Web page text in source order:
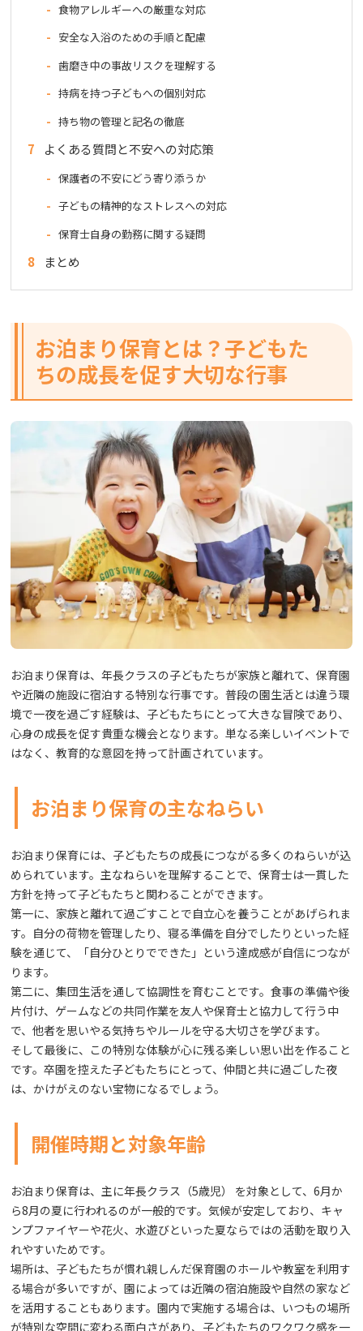
食物アレルギーへの厳重な対応
安全な入浴のための手順と配慮
歯磨き中の事故リスクを理解する
持病を持つ子どもへの個別対応
持ち物の管理と記名の徹底
7 よくある質問と不安への対応策
保護者の不安にどう寄り添うか
子どもの精神的なストレスへの対応
保育士自身の勤務に関する疑問
8 まとめ
お泊まり保育とは？子どもた
ちの成長を促す大切な行事
お泊まり保育は、年長クラスの子どもたちが家族と離れて、保育園
や近隣の施設に宿泊する特別な行事です。普段の園生活とは違う環
境で一夜を過ごす経験は、子どもたちにとって大きな冒険であり、
心身の成長を促す貴重な機会となります。単なる楽しいイベントで
はなく、教育的な意図を持って計画されています。
お泊まり保育の主なねらい
お泊まり保育には、子どもたちの成長につながる多くのねらいが込
められています。主なねらいを理解することで、保育士は一貫した
方針を持って子どもたちと関わることができます。
第一に、家族と離れて過ごすことで自立心を養うことがあげられま
す。自分の荷物を管理したり、寝る準備を自分でしたりといった経
験を通じて、「自分ひとりでできた」という達成感が自信につなが
ります。
第二に、集団生活を通して協調性を育むことです。食事の準備や後
片付け、ゲームなどの共同作業を友人や保育士と協力して行う中
で、他者を思いやる気持ちやルールを守る大切さを学びます。
そして最後に、この特別な体験が心に残る楽しい思い出を作ること
です。卒園を控えた子どもたちにとって、仲間と共に過ごした夜
は、かけがえのない宝物になるでしょう。
開催時期と対象年齢
お泊まり保育は、主に年長クラス（5歳児） を対象として、6月か
ら8月の夏に行われるのが一般的です。気候が安定しており、キャ
ンプファイヤーや花火、水遊びといった夏ならではの活動を取り入
れやすいためです。
場所は、子どもたちが慣れ親しんだ保育園のホールや教室を利用す
る場合が多いですが、園によっては近隣の宿泊施設や自然の家など
を活用することもあります。園内で実施する場合は、いつもの場所
が特別な空間に変わる面白さがあり、子どもたちのワクワク感を一